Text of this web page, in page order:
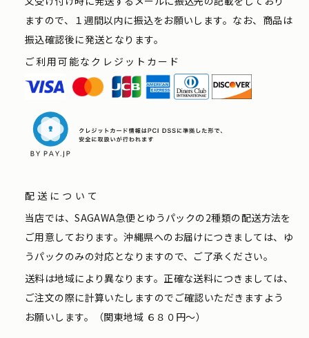
ますので、１週間以内に振込をお願いします。なお、商品は
振込確認後に発送となります。
ご利用可能なクレジットカード
配送について
当店では、SAGAWA急便とゆうパックの2種類の配送方法を
ご用意しております。沖縄県へのお届けにつきましては、ゆ
うパックのみの対応となりますので、ご了承ください。
送料は地域により異なります。正確な送料につきましては、
ご注文の際に計算いたしますのでご確認いただきますよう
お願いします。（関東地域 ６８０円〜）